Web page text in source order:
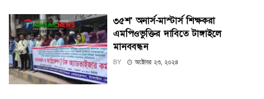
৩৫শ’ অনার্স-মাস্টার্স শিক্ষকরা
এমপিওভুক্তির দাবিতে টাঙ্গাইলে
মানববন্ধন
BY অক্টোবর ২৩, ২০২৪